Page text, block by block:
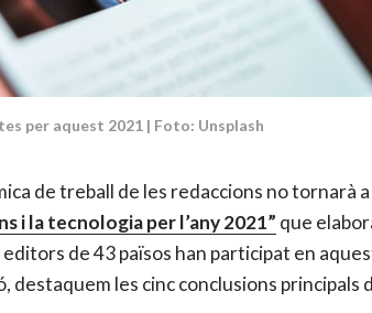
per aquest 2021 | Foto: Unsplash
de treball de les redaccions no tornarà
i la tecnologia per l’any 2021” que
de 43 països han participat en
les cinc conclusions principals